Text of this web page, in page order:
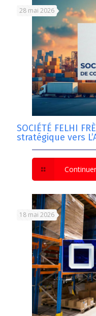
28 mai 2026
SOCIÉTÉ FELHI
stratégique vers
18 mai 2026